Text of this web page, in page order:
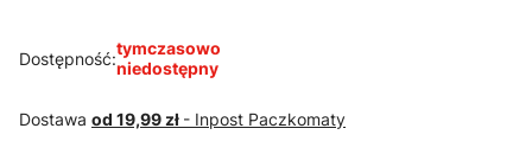
Dostępność:tymczasowo
niedostępny
Dostawa od 19,99 zł - Inpost Paczkomaty